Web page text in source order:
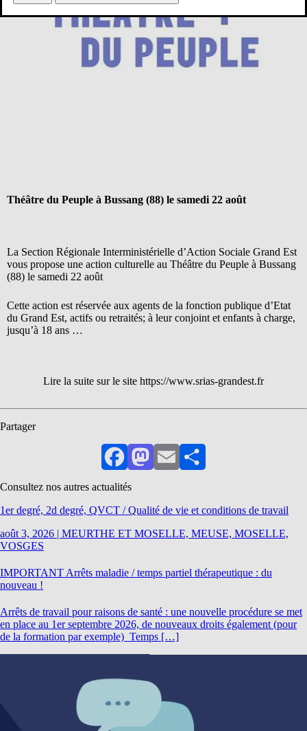
Théâtre du Peuple à Bussang (88) le samedi 22 août
La Section Régionale Interministérielle d’Action Sociale Grand Est
vous propose une action culturelle au Théâtre du Peuple à Bussang
(88) le samedi 22 août
Cette action est réservée aux agents de la fonction publique d’Etat
du Grand Est, actifs ou retraités; à leur conjoint et enfants à charge,
jusqu’à 18 ans …
Lire la suite sur le site https://www.srias-grandest.fr
Partager
FacebookMastodon
EmailPartager
Consultez nos autres actualités
1er degré, 2d degré, QVCT / Qualité de vie et conditions de travail
août 3, 2026 | MEURTHE ET MOSELLE, MEUSE, MOSELLE,
VOSGES
IMPORTANT Arrêts maladie / temps partiel thérapeutique : du
nouveau !
Arrêts de travail pour raisons de santé : une nouvelle procédure se met
en place au 1er septembre 2026, de nouveaux droits également (pour
de la formation par exemple) Temps […]